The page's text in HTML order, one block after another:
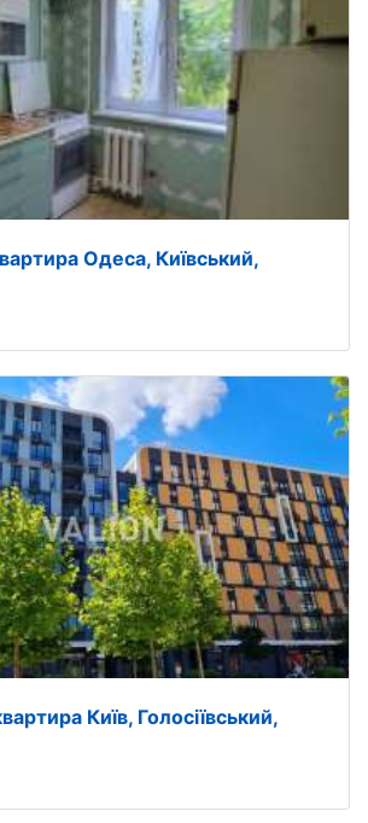
Одеса, Київський,
Київ, Голосіївський,